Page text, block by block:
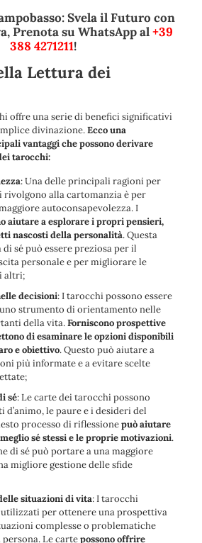
Svela il Futuro con
Prenota su WhatsApp al+39
388 4271211!
Lettura dei
offre una serie di benefici significativi
divinazione.Ecco una
vantaggi che possono derivare
tarocchi:
: Una delle principali ragioni per
rivolgono alla cartomanzia è per
autoconsapevolezza. I
aiutare a esplorare i propri pensieri,
nascosti della personalità. Questa
sé può essere preziosa per il
personale e per migliorare le
altri;
decisioni: I tarocchi possono essere
strumento di orientamento nelle
della vita.Forniscono prospettive
di esaminare le opzioni disponibili
e obiettivo. Questo può aiutare a
più informate e a evitare scelte
sé: Le carte dei tarocchi possono
le paure e i desideri del
processo di riflessionepuò aiutare
sé stessi e le proprie motivazioni.
di sé può portare a una maggiore
migliore gestione delle sfide
situazioni di vita: I tarocchi
utilizzati per ottenere una prospettiva
complesse o problematiche
Le cartepossono offrire